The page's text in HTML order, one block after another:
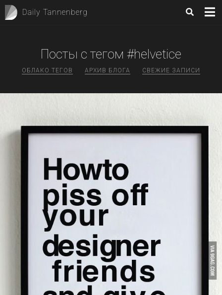
Daily Tannenberg
Посты с тегом #helvetice
ОБЛАКО ТЕГОВ АРХИВ БЛОГА СВЕЖИЕ ЗАПИСИ